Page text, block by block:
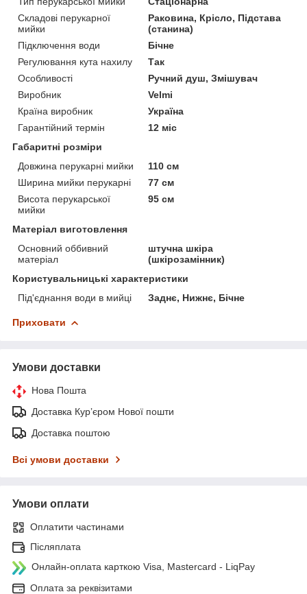
Складові перукарної
мийки
Раковина, Крісло, Підстава
(станина)
Підключення води
Бічне
Регулювання кута нахилу
Так
Особливості
Ручний душ, Змішувач
Виробник
Velmi
Країна виробник
Україна
Гарантійний термін
12 міс
Габаритні розміри
Довжина перукарні мийки
110 см
Ширина мийки перукарні
77 см
Висота перукарської
мийки
95 см
Матеріал виготовлення
Основний оббивний
матеріал
штучна шкіра
(шкірозамінник)
Користувальницькі характеристики
Під'єднання води в мийці
Заднє, Нижнє, Бічне
Приховати
Умови доставки
Нова Пошта
Доставка Курʼєром Нової пошти
Доставка поштою
Всі умови доставки
Умови оплати
Оплатити частинами
Післяплата
Онлайн-оплата карткою Visa, Mastercard - LiqPay
Оплата за реквізитами